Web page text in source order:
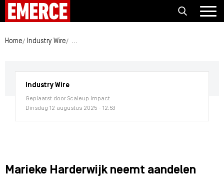
Home Industry Wire Marieke Harderwijk neemt aandelen Pieter van
Industry Wire
Geplaatst door Scaleup Impact
Dinsdag 12 augustus 2025 - 12:53
Marieke Harderwijk neemt aandelen